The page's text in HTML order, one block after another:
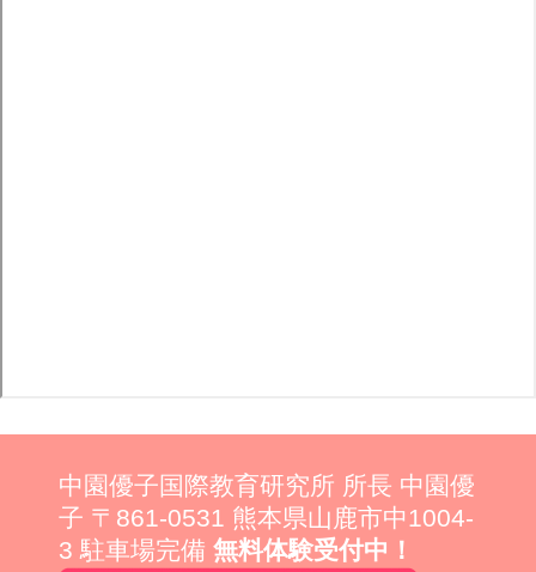
中園優子国際教育研究所 所長 中園優
子 〒861-0531 熊本県山鹿市中1004-
3 駐車場完備無料体験受付中！